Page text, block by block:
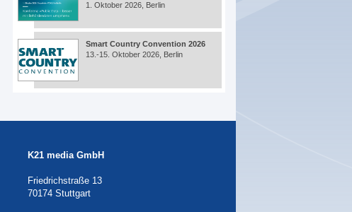
1. Oktober 2026, Berlin
Smart Country Convention 2026
13.-15. Oktober 2026, Berlin
K21 media GmbH
Friedrichstraße 13
70174 Stuttgart